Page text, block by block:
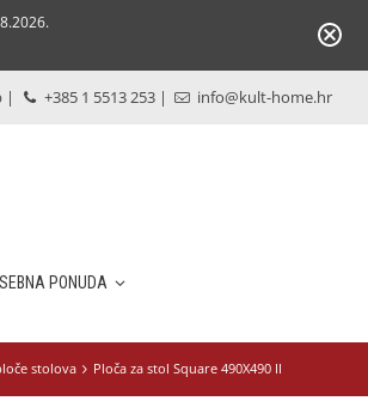
| +385 1 5513 253 | info@kult-home.hr
PONUDA
stolova Ploča za stol Square 490X490 II